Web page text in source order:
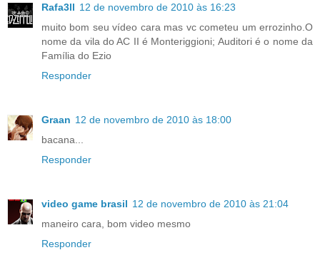
Rafa3ll 12 de novembro de 2010 às 16:23
muito bom seu vídeo cara mas vc cometeu um errozinho.O
nome da vila do AC II é Monteriggioni; Auditori é o nome da
Família do Ezio
Responder
Graan 12 de novembro de 2010 às 18:00
bacana...
Responder
video game brasil 12 de novembro de 2010 às 21:04
maneiro cara, bom video mesmo
Responder